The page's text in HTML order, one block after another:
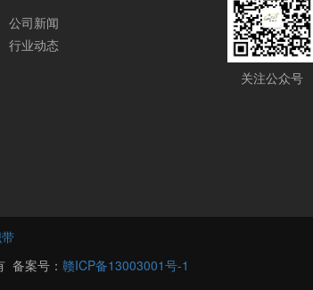
公司新闻
行业动态
关注公众号
备案号： 赣ICP备13003001号-1